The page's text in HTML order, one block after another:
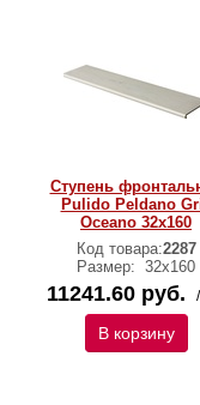
Ступень
Pulido Peldano
Oceano 32x160
Код товара:2287
Размер: 32x160
11241.60 руб.
В корзину